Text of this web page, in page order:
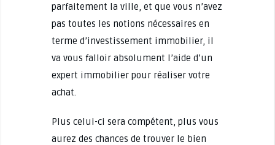
parfaitement la ville, et que vous n’avez
pas toutes les notions nécessaires en
terme d’investissement immobilier, il
va vous falloir absolument l’aide d’un
expert immobilier pour réaliser votre
achat.
Plus celui-ci sera compétent, plus vous
aurez des chances de trouver le bien